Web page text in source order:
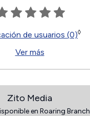
de usuarios (0)◊
Ver más
Zito Media
en Roaring Branch